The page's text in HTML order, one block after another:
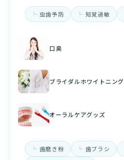
虫歯予防 知覚過敏
口臭
ブライダルホワイトニング
オーラルケアグッズ
歯磨き粉 歯ブラシ